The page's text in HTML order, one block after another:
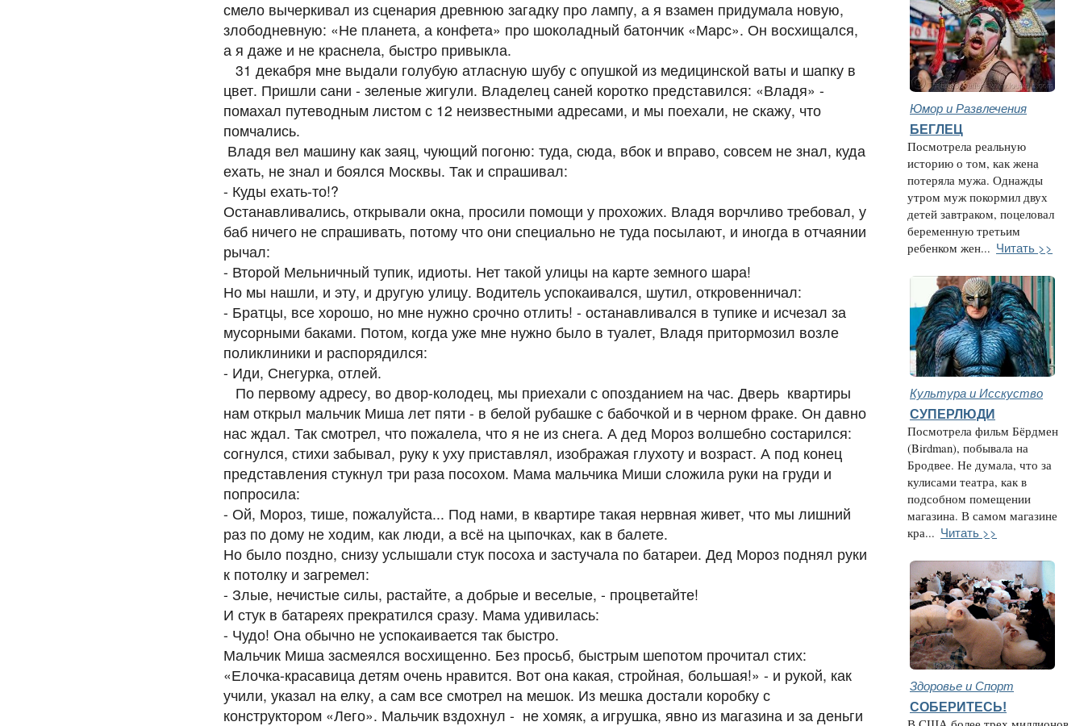
смело вычеркивал из сценария древнюю загадку про лампу, а я взамен придумала новую,
злободневную: «Не планета, а конфета» про шоколадный батончик «Марс». Он восхищался,
а я даже и не краснела, быстро привыкла.
31 декабря мне выдали голубую атласную шубу с опушкой из медицинской ваты и шапку в
цвет. Пришли сани - зеленые жигули. Владелец саней коротко представился: «Владя» -
помахал путеводным листом с 12 неизвестными адресами, и мы поехали, не скажу, что
помчались.
Владя вел машину как заяц, чующий погоню: туда, сюда, вбок и вправо, совсем не знал, куда
ехать, не знал и боялся Москвы. Так и спрашивал:
- Куды ехать-то!?
Останавливались, открывали окна, просили помощи у прохожих. Владя ворчливо требовал, у
баб ничего не спрашивать, потому что они специально не туда посылают, и иногда в отчаянии
рычал:
- Второй Мельничный тупик, идиоты. Нет такой улицы на карте земного шара!
Но мы нашли, и эту, и другую улицу. Водитель успокаивался, шутил, откровенничал:
- Братцы, все хорошо, но мне нужно срочно отлить! - останавливался в тупике и исчезал за
мусорными баками. Потом, когда уже мне нужно было в туалет, Владя притормозил возле
поликлиники и распорядился:
- Иди, Снегурка, отлей.
По первому адресу, во двор-колодец, мы приехали с опозданием на час. Дверь квартиры
нам открыл мальчик Миша лет пяти - в белой рубашке с бабочкой и в черном фраке. Он давно
нас ждал. Так смотрел, что пожалела, что я не из снега. А дед Мороз волшебно состарился:
согнулся, стихи забывал, руку к уху приставлял, изображая глухоту и возраст. А под конец
представления стукнул три раза посохом. Мама мальчика Миши сложила руки на груди и
попросила:
- Ой, Мороз, тише, пожалуйста... Под нами, в квартире такая нервная живет, что мы лишний
раз по дому не ходим, как люди, а всё на цыпочках, как в балете.
Но было поздно, снизу услышали стук посоха и застучала по батареи. Дед Мороз поднял руки
к потолку и загремел:
- Злые, нечистые силы, растайте, а добрые и веселые, - процветайте!
И стук в батареях прекратился сразу. Мама удивилась:
- Чудо! Она обычно не успокаивается так быстро.
Мальчик Миша засмеялся восхищенно. Без просьб, быстрым шепотом прочитал стих:
«Елочка-красавица детям очень нравится. Вот она какая, стройная, большая!» - и рукой, как
учили, указал на елку, а сам все смотрел на мешок. Из мешка достали коробку с
конструктором «Лего». Мальчик вздохнул - не хомяк, а игрушка, явно из магазина и за деньги
Юмор и Развлечения
БЕГЛЕЦ
Посмотрела реальную
историю о том, как жена
потеряла мужа. Однажды
утром муж покормил двух
детей завтраком, поцеловал
беременную третьим
ребенком жен... Читать >>
Культура и Исскуство
СУПЕРЛЮДИ
Посмотрела фильм Бёрдмен
(Birdman), побывала на
Бродвее. Не думала, что за
кулисами театра, как в
подсобном помещении
магазина. В самом магазине
кра... Читать >>
Здоровье и Спорт
СОБЕРИТЕСЬ!